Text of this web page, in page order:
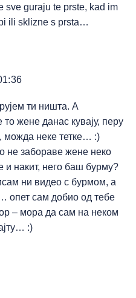
sve guraju te prste, kad im
ili sklizne s prsta…
ти ништа. А
то жене данас кувају, перу
можда неке тетке… :)
не забораве жене неко
и накит, него баш бурму?
ни видео с бурмом, а
опет сам добио од тебе
– мора да сам на неком
:)